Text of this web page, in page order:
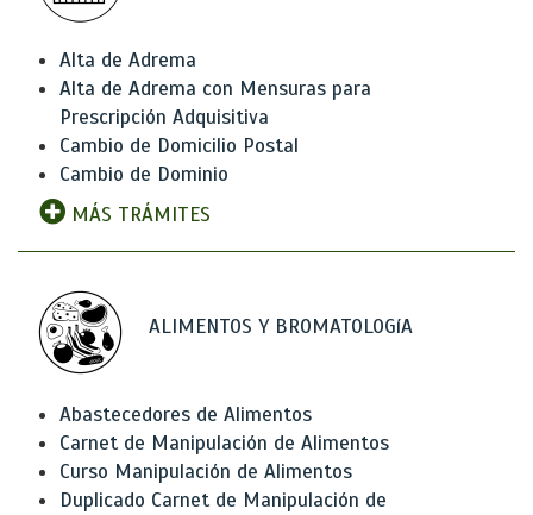
Alta de Adrema
Alta de Adrema con Mensuras para
Prescripción Adquisitiva
Cambio de Domicilio Postal
Cambio de Dominio
MÁS TRÁMITES
ALIMENTOS Y BROMATOLOGíA
Abastecedores de Alimentos
Carnet de Manipulación de Alimentos
Curso Manipulación de Alimentos
Duplicado Carnet de Manipulación de